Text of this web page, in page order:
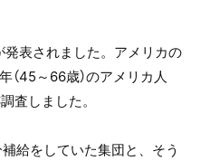
表されました。アメリカの
45～66歳）のアメリカ人
査しました。
給をしていた集団と、そう